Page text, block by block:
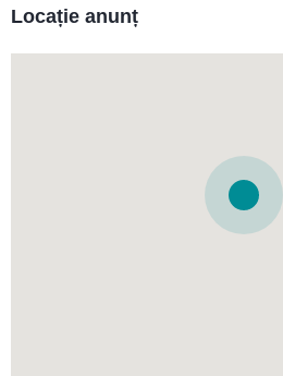
Locație anunț